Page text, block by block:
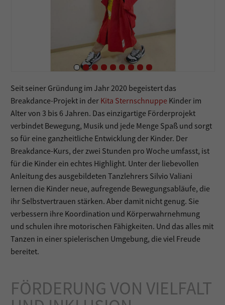
Seit seiner Gründung im Jahr 2020 begeistert das
Breakdance-Projekt in der Kita Sternschnuppe Kinder im
Alter von 3 bis 6 Jahren. Das einzigartige Förderprojekt
verbindet Bewegung, Musik und jede Menge Spaß und sorgt
so für eine ganzheitliche Entwicklung der Kinder. Der
Breakdance-Kurs, der zwei Stunden pro Woche umfasst, ist
für die Kinder ein echtes Highlight. Unter der liebevollen
Anleitung des ausgebildeten Tanzlehrers Silvio Valiani
lernen die Kinder neue, aufregende Bewegungsabläufe, die
ihr Selbstvertrauen stärken. Aber damit nicht genug. Sie
verbessern ihre Koordination und Körperwahrnehmung
und schulen ihre motorischen Fähigkeiten. Und das alles mit
Tanzen in einer spielerischen Umgebung, die viel Freude
bereitet.
FÖRDERUNG VON VIELFALT